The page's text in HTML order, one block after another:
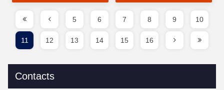
5 6 7 8 9 10
11 12 13 14 15 16
Contacts